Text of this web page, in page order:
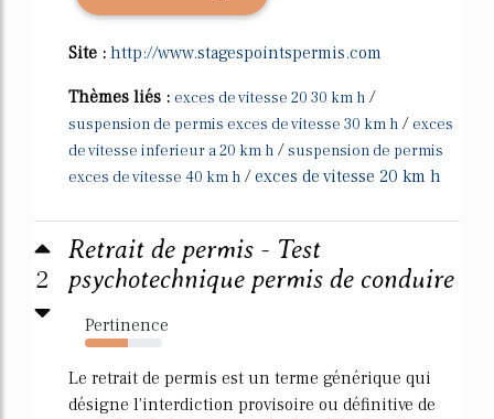
Site : http://www.stagespointspermis.com
Thèmes liés : exces de vitesse 20 30 km h /
suspension de permis exces de vitesse 30 km h / exces
de vitesse inferieur a 20 km h /suspension de permis
exces de vitesse 40 km h /exces de vitesse 20 km h
2
Retrait de permis - Test
psychotechnique permis de conduire
Pertinence
56%
Le retrait de permis est un terme générique qui
désigne l'interdiction provisoire ou définitive de